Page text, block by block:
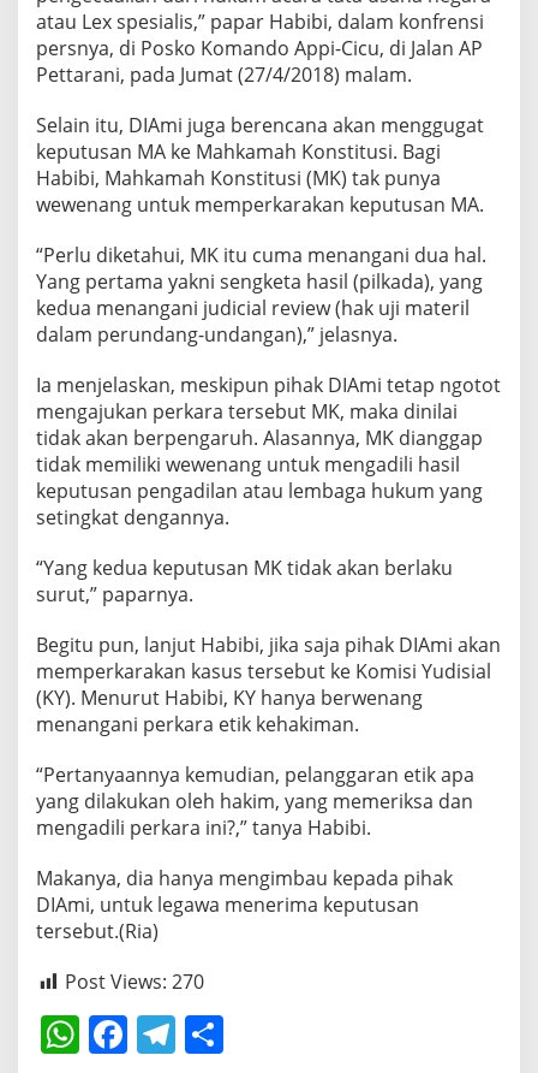
atau Lex spesialis,” papar Habibi, dalam konfrensi
persnya, di Posko Komando Appi-Cicu, di Jalan AP
Pettarani, pada Jumat (27/4/2018) malam.
Selain itu, DIAmi juga berencana akan menggugat
keputusan MA ke Mahkamah Konstitusi. Bagi
Habibi, Mahkamah Konstitusi (MK) tak punya
wewenang untuk memperkarakan keputusan MA.
“Perlu diketahui, MK itu cuma menangani dua hal.
Yang pertama yakni sengketa hasil (pilkada), yang
kedua menangani judicial review (hak uji materil
dalam perundang-undangan),” jelasnya.
Ia menjelaskan, meskipun pihak DIAmi tetap ngotot
mengajukan perkara tersebut MK, maka dinilai
tidak akan berpengaruh. Alasannya, MK dianggap
tidak memiliki wewenang untuk mengadili hasil
keputusan pengadilan atau lembaga hukum yang
setingkat dengannya.
“Yang kedua keputusan MK tidak akan berlaku
surut,” paparnya.
Begitu pun, lanjut Habibi, jika saja pihak DIAmi akan
memperkarakan kasus tersebut ke Komisi Yudisial
(KY). Menurut Habibi, KY hanya berwenang
menangani perkara etik kehakiman.
“Pertanyaannya kemudian, pelanggaran etik apa
yang dilakukan oleh hakim, yang memeriksa dan
mengadili perkara ini?,” tanya Habibi.
Makanya, dia hanya mengimbau kepada pihak
DIAmi, untuk legawa menerima keputusan
tersebut.(Ria)
Post Views: 270
W F T